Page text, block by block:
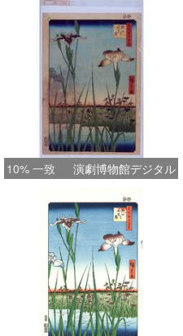
10% 一致 演劇博物館デジタル